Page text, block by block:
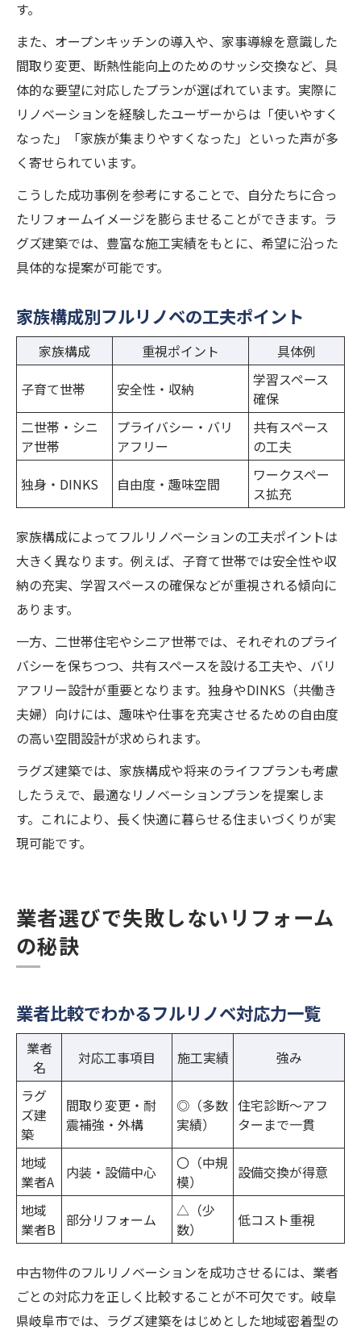
す。
また、オープンキッチンの導入や、家事導線を意識した
間取り変更、断熱性能向上のためのサッシ交換など、具
体的な要望に対応したプランが選ばれています。実際に
リノベーションを経験したユーザーからは「使いやすく
なった」「家族が集まりやすくなった」といった声が多
く寄せられています。
こうした成功事例を参考にすることで、自分たちに合っ
たリフォームイメージを膨らませることができます。ラ
グズ建築では、豊富な施工実績をもとに、希望に沿った
具体的な提案が可能です。
家族構成別フルリノベの工夫ポイント
家族構成 重視ポイント
具体例
子育て世帯
安全性・収納
学習スペース
確保
二世帯・シニ
ア世帯
プライバシー・バリ
アフリー
共有スペース
の工夫
独身・DINKS
自由度・趣味空間
ワークスペー
ス拡充
家族構成によってフルリノベーションの工夫ポイントは
大きく異なります。例えば、子育て世帯では安全性や収
納の充実、学習スペースの確保などが重視される傾向に
あります。
一方、二世帯住宅やシニア世帯では、それぞれのプライ
バシーを保ちつつ、共有スペースを設ける工夫や、バリ
アフリー設計が重要となります。独身やDINKS（共働き
夫婦）向けには、趣味や仕事を充実させるための自由度
の高い空間設計が求められます。
ラグズ建築では、家族構成や将来のライフプランも考慮
したうえで、最適なリノベーションプランを提案しま
す。これにより、長く快適に暮らせる住まいづくりが実
現可能です。
業者選びで失敗しないリフォーム
の秘訣
業者比較でわかるフルリノベ対応力一覧
業者
名
対応工事項目 施工実績
強み
ラグ
ズ建
築
間取り変更・耐
震補強・外構
◎（多数
実績）
住宅診断～アフ
ターまで一貫
地域
業者A
内装・設備中心
〇（中規
模）
設備交換が得意
地域
業者B 部分リフォーム
△（少
数）
低コスト重視
中古物件のフルリノベーションを成功させるには、業者
ごとの対応力を正しく比較することが不可欠です。岐阜
県岐阜市では、ラグズ建築をはじめとした地域密着型の